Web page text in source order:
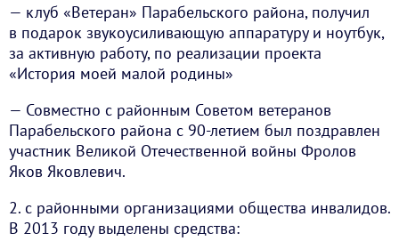
— клуб «Ветеран» Парабельского района, получил
в подарок звукоусиливающую аппаратуру и ноутбук,
за активную работу, по реализации проекта
«История моей малой родины»
— Совместно с районным Советом ветеранов
Парабельского района с 90-летием был поздравлен
участник Великой Отечественной войны Фролов
Яков Яковлевич.
2. с районными организациями общества инвалидов.
В 2013 году выделены средства: